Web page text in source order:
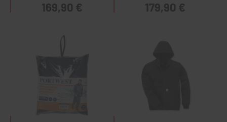
169,90 € 179,90 €